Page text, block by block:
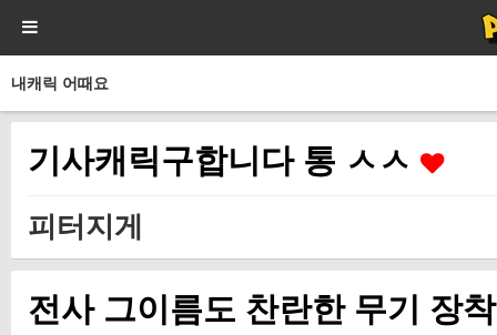
내캐릭 어때요
기사캐릭구합니다 통 ㅅㅅ
피터지게
전사 그이름도 찬란한 무기 장